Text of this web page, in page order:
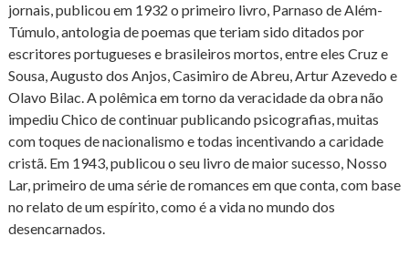
jornais, publicou em 1932 o primeiro livro, Parnaso de Além-
Túmulo, antologia de poemas que teriam sido ditados por
escritores portugueses e brasileiros mortos, entre eles Cruz e
Sousa, Augusto dos Anjos, Casimiro de Abreu, Artur Azevedo e
Olavo Bilac. A polêmica em torno da veracidade da obra não
impediu Chico de continuar publicando psicografias, muitas
com toques de nacionalismo e todas incentivando a caridade
cristã. Em 1943, publicou o seu livro de maior sucesso, Nosso
Lar, primeiro de uma série de romances em que conta, com base
no relato de um espírito, como é a vida no mundo dos
desencarnados.